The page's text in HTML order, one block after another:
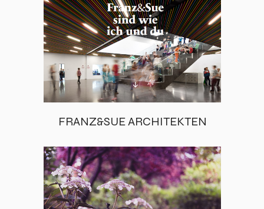
FRANZ&SUE ARCHITEKTEN